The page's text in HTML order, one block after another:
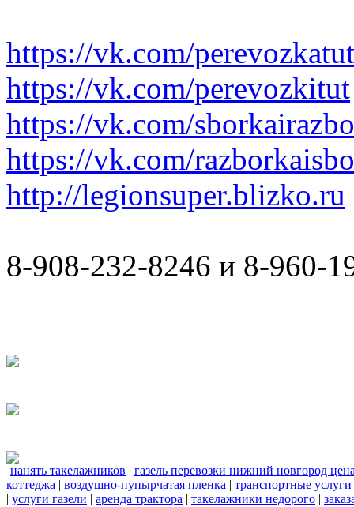
https://vk.com/perevozkatut
https://vk.com/perevozkitut
https://vk.com/
https://vk.com/
http://legionsuper.blizko.ru
8-908-232-8246 и 8-960-
нанять такелажников | газель перевозки нижний новгород
коттеджа | воздушно-пупырчатая пленка | транспортные услуги
| услуги газели | аренда трактора | такелажники недорого |